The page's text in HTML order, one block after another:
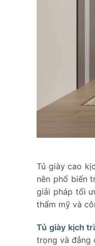
Tủ giày cao
nên phổ biến
giải pháp tối
thẩm mỹ và
Tủ giày kịch
trọng và đẳng